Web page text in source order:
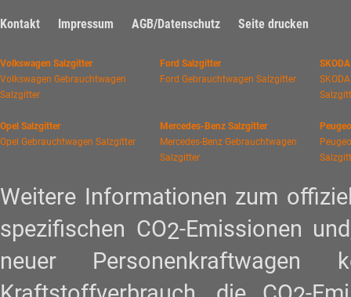
Kontakt Impressum AGB/Datenschutz Seite drucken
Volkswagen Salzgitter
Volkswagen Gebrauchtwagen
Salzgitter
Ford Salzgitter
Ford Gebrauchtwagen Salzgitter
Opel Salzgitter
Opel Gebrauchtwagen Salzgitter
Mercedes-Benz Salzgitter
Mercedes-Benz Gebrauchtwagen
Salzgitter
Weitere Informationen zum
spezifischen CO2-Emissionen
neuer